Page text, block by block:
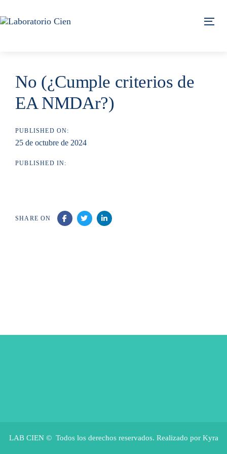
links
to
No (¿Cumple criterios de
EA NMDAr?)
PUBLISHED ON:
25 de octubre de 2024
PUBLISHED IN:
SHARE ON
LAB CIEN © Todos los derechos reservados. Realizado por Kyra